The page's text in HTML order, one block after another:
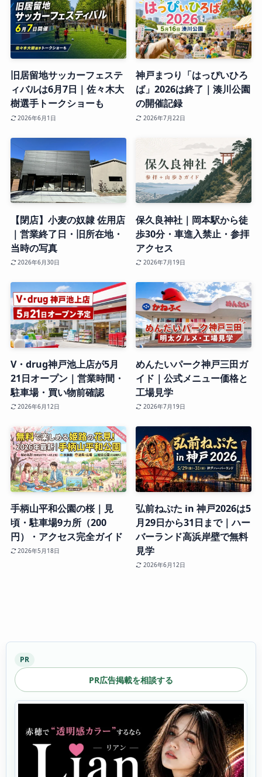
旧居留地サッカーフェステ
ィバルは6月7日｜佐々木大
樹選手トークショーも
2026年6月1日
神戸まつり「はっぴいひろ
ば」2026は終了｜湊川公園
の開催記録
2026年7月22日
【閉店】小麦の奴隷 佐用店
｜営業終了日・旧所在地・
当時の写真
2026年6月30日
保久良神社｜岡本駅から徒
歩30分・車進入禁止・参拝
アクセス
2026年7月19日
V・drug神戸池上店が5月
21日オープン｜営業時間・
駐車場・買い物前確認
2026年6月12日
めんたいパーク神戸三田ガ
イド｜公式メニュー価格と
工場見学
2026年7月19日
手柄山平和公園の桜｜見
頃・駐車場9カ所（200
円）・アクセス完全ガイド
2026年5月18日
弘前ねぷた in 神戸2026は5
月29日から31日まで｜ハー
バーランド高浜岸壁で無料
見学
2026年6月12日
PR
PR広告掲載を相談する